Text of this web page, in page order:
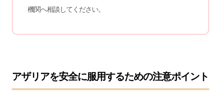
機関へ相談してください。
アザリアを安全に服用するための注意ポイント